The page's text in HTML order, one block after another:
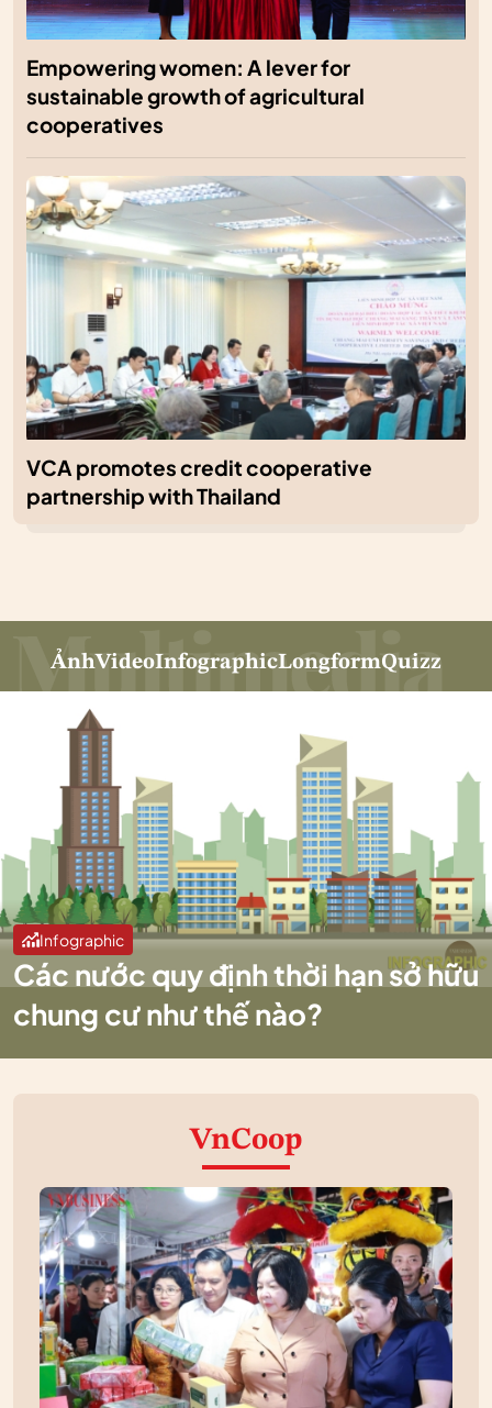
Empowering women: A lever for
sustainable growth of agricultural
cooperatives
VCA promotes credit cooperative
partnership with Thailand
ẢnhVideoInfographicLongformQuizz
Infographic
Các nước quy định thời hạn sở hữu
chung cư như thế nào?
VnCoop